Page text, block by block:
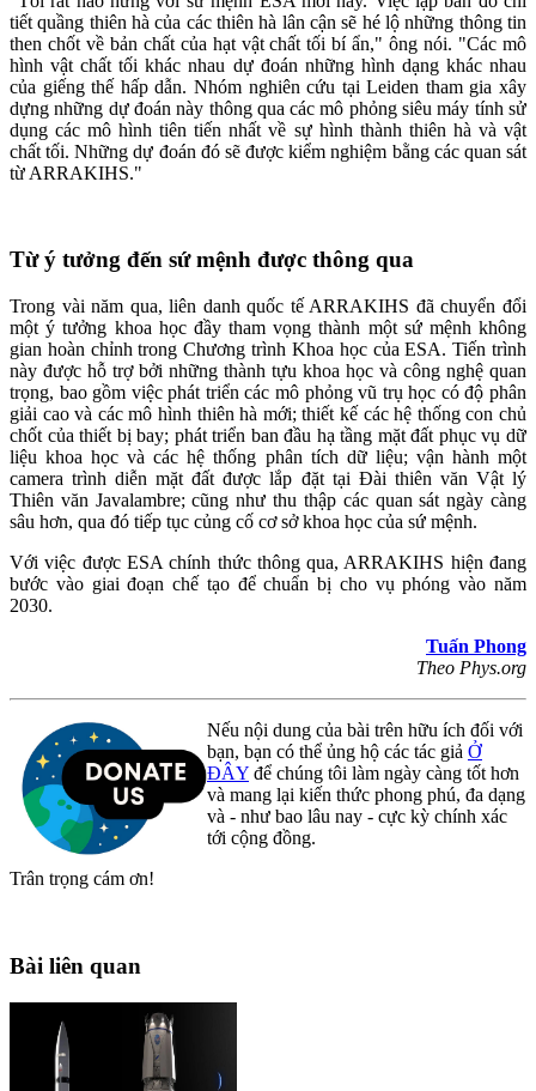
tiết quầng thiên hà của các thiên hà lân cận sẽ hé lộ những thông tin
then chốt về bản chất của hạt vật chất tối bí ẩn," ông nói. "Các mô
hình vật chất tối khác nhau dự đoán những hình dạng khác nhau
của giếng thế hấp dẫn. Nhóm nghiên cứu tại Leiden tham gia xây
dựng những dự đoán này thông qua các mô phỏng siêu máy tính sử
dụng các mô hình tiên tiến nhất về sự hình thành thiên hà và vật
chất tối. Những dự đoán đó sẽ được kiểm nghiệm bằng các quan sát
từ ARRAKIHS."
Từ ý tưởng đến sứ mệnh được thông qua
Trong vài năm qua, liên danh quốc tế ARRAKIHS đã chuyển đổi
một ý tưởng khoa học đầy tham vọng thành một sứ mệnh không
gian hoàn chỉnh trong Chương trình Khoa học của ESA. Tiến trình
này được hỗ trợ bởi những thành tựu khoa học và công nghệ quan
trọng, bao gồm việc phát triển các mô phỏng vũ trụ học có độ phân
giải cao và các mô hình thiên hà mới; thiết kế các hệ thống con chủ
chốt của thiết bị bay; phát triển ban đầu hạ tầng mặt đất phục vụ dữ
liệu khoa học và các hệ thống phân tích dữ liệu; vận hành một
camera trình diễn mặt đất được lắp đặt tại Đài thiên văn Vật lý
Thiên văn Javalambre; cũng như thu thập các quan sát ngày càng
sâu hơn, qua đó tiếp tục củng cố cơ sở khoa học của sứ mệnh.
Với việc được ESA chính thức thông qua, ARRAKIHS hiện đang
bước vào giai đoạn chế tạo để chuẩn bị cho vụ phóng vào năm
2030.
Tuấn Phong
Theo Phys.org
Nếu nội dung của bài trên hữu ích đối với
bạn, bạn có thể ủng hộ các tác giả Ở
ĐÂY để chúng tôi làm ngày càng tốt hơn
và mang lại kiến thức phong phú, đa dạng
và - như bao lâu nay - cực kỳ chính xác
tới cộng đồng.
Trân trọng cám ơn!
Bài liên quan